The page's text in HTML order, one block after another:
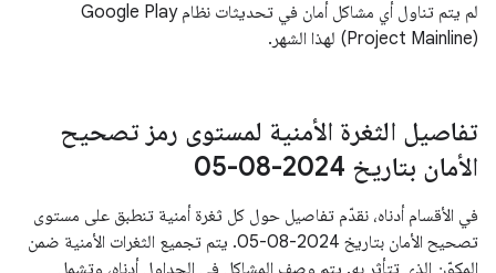
لم يتم تناول أي مشاكل أمان في تحديثات نظام Google Play
(Project Mainline) لهذا الشهر.
تفاصيل الثغرة الأمنية لمستوى رمز تصحيح
الأمان بتاريخ 2024-08-05
في الأقسام أدناه، نقدّم تفاصيل حول كل ثغرة أمنية تنطبق على مستوى
تصحيح الأمان بتاريخ 2024-08-05. يتم تجميع الثغرات الأمنية ضمن
المكوّن الذي تتأثر به. يتم وصف المشاكل في الجداول أدناه، وتشمل